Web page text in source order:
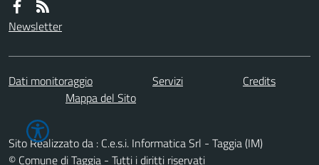
Newsletter
Dati monitoraggio Servizi
Credits
Mappa del Sito
Sito Realizzato da : C.e.s.i. Informatica Srl - Taggia (IM)
© Comune di Taggia - Tutti i diritti riservati